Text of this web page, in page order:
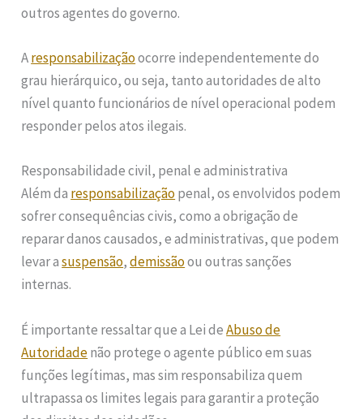
outros agentes do governo.
Aresponsabilizaçãoocorre independentemente do
grau hierárquico, ou seja, tanto autoridades de alto
nível quanto funcionários de nível operacional podem
responder pelos atos ilegais.
Responsabilidade civil, penal e administrativa
Além da responsabilizaçãopenal, os envolvidos podem
sofrer consequências civis, como a obrigação de
reparar danos causados, e administrativas, que podem
levar asuspensão,demissãoou outras sanções
internas.
É importante ressaltar que a Lei deAbuso de
Autoridadenão protege o agente público em suas
funções legítimas, mas sim responsabiliza quem
ultrapassa os limites legais para garantir a proteção